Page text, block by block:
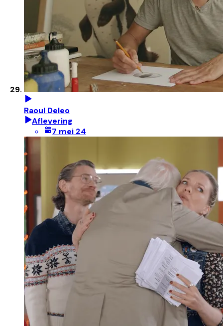
Raoul Deleo
Aflevering
7 mei 24